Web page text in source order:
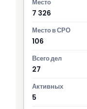
7 326
106
27
5